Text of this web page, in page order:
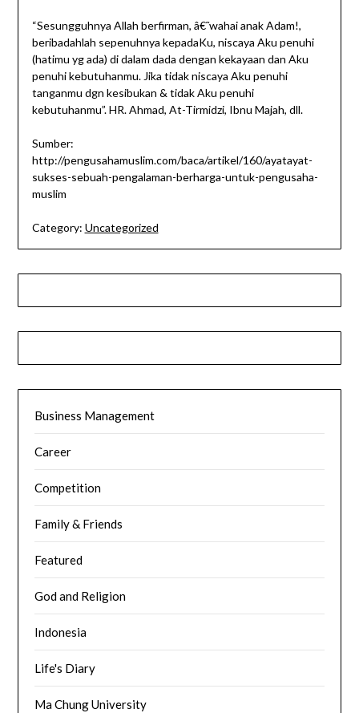
“Sesungguhnya Allah berfirman, â€˜wahai anak Adam!,
beribadahlah sepenuhnya kepadaKu, niscaya Aku penuhi
(hatimu yg ada) di dalam dada dengan kekayaan dan Aku
penuhi kebutuhanmu. Jika tidak niscaya Aku penuhi
tanganmu dgn kesibukan & tidak Aku penuhi
kebutuhanmu”. HR. Ahmad, At-Tirmidzi, Ibnu Majah, dll.
Sumber:
http://pengusahamuslim.com/baca/artikel/160/ayatayat-
sukses-sebuah-pengalaman-berharga-untuk-pengusaha-
muslim
Category: Uncategorized
Business Management
Career
Competition
Family & Friends
Featured
God and Religion
Indonesia
Life's Diary
Ma Chung University